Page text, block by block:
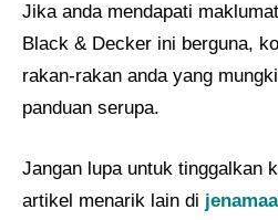
Jika anda mendapati
Black & Decker ini berguna,
rakan-rakan anda yang
panduan serupa.
Jangan lupa untuk tinggalkan
artikel menarik lain di